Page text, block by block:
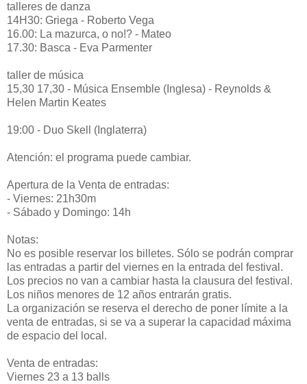
talleres de danza
14H30: Griega - Roberto Vega
16.00: La mazurca, o no!? - Mateo
17.30: Basca - Eva Parmenter
taller de música
15,30 17,30 - Música Ensemble (Inglesa) - Reynolds &
Helen Martin Keates
19:00 - Duo Skell (Inglaterra)
Atención: el programa puede cambiar.
Apertura de la Venta de entradas:
- Viernes: 21h30m
- Sábado y Domingo: 14h
Notas:
No es posible reservar los billetes. Sólo se podrán comprar
las entradas a partir del viernes en la entrada del festival.
Los precios no van a cambiar hasta la clausura del festival.
Los niños menores de 12 años entrarán gratis.
La organización se reserva el derecho de poner límite a la
venta de entradas, si se va a superar la capacidad máxima
de espacio del local.
Venta de entradas:
Viernes 23 a 13 balls